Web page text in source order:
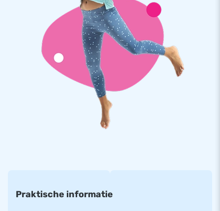
Kwaliteit en Garantie
JB springkastelen zijn op meerdere punten verstevigd en
meervoudig gestikt en zijn gemaakt van sterk, hoge kwaliteit
PVC. Ze zijn daardoor duurzaam en eenvoudig schoon te
houden. Het mini springkasteel wordt tevens door JB
geleverd met 5 jaar garantie. Hierdoor lever jij met dit
product jarenlang optimaal speelplezier.
Koop dit unieke mini springkasteel met prinses thema en
bezorg jouw klanten de dag van hun leven!
ontwikkelaars en logistiek medewerkers leveren unieke
Praktische informatie